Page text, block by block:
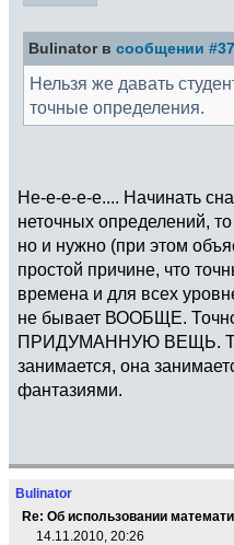
Bulinator в сообщении
Нельзя же давать
точные определения.
Не-е-е-е-е.... Начинать
неточных определений,
но и нужно (при этом
простой причине, что
времена и для всех
не бывает ВООБЩЕ.
ПРИДУМАННУЮ ВЕЩЬ.
занимается, она
фантазиями.
Bulinator
Re: Об использовании
14.11.2010, 20:26